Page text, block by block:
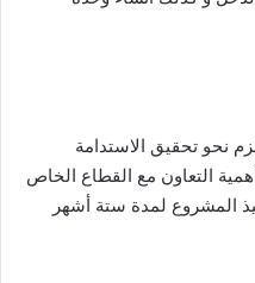
نحو تحقيق الاستدامة
التعاون مع القطاع الخاص
المشروع لمدة ستة أشهر